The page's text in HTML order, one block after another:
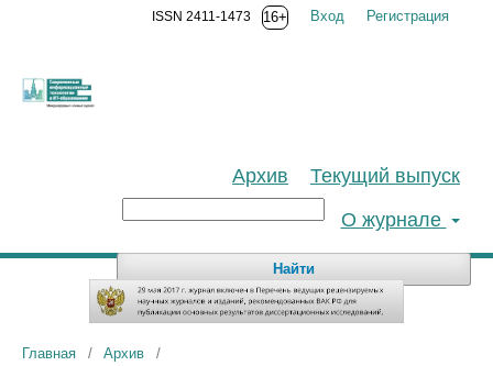
Текущий выпуск
Архив
О журнале
Найти
Регистрация
Вход
ISSN 2411-1473 16+
Главная / Архив
/